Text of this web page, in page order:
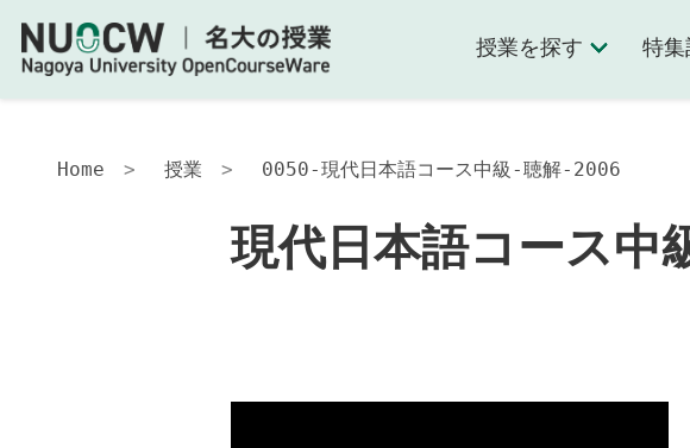
授業を探す 特
Home 授業 0050-現代日本語コース中級-聴解-2006
現代日本語コース